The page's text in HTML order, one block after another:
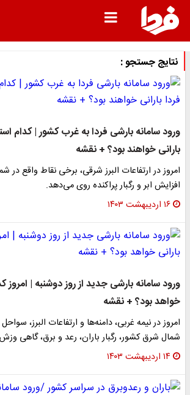
نتایج جستجو :
ورود سامانه بارشی فردا به غرب کشور | کدام
بارانی خواهند بود؟ + نقشه
امروز در ارتفاعات البرز شرقی، برخی نقاط واقع در
افزایش ابر و رگبار پراکنده روی می‌دهد.
۱۶ اردیبهشت ۱۴۰۳
ورود سامانه بارشی جدید از روز دوشنبه | امروز
خواهد بود؟ + نقشه
امروز در نیمه غربی، دامنه‌ها و ارتفاعات البرز،
شمال شرق کشور، رگبار باران، رعد و برق، گاهی وزش…
۱۴ اردیبهشت ۱۴۰۳